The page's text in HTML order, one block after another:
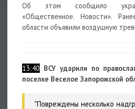
Об этом сообщило
«Общественное. Новости».
области объявили воздушную
13:40 ВСУ ударили по
поселке Веселое Запорожской
"Повреждены несколько